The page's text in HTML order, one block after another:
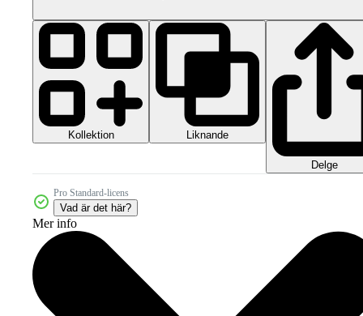
Kollektion Liknande
Delge
Pro Standard-licens
Vad är det här?
Mer info